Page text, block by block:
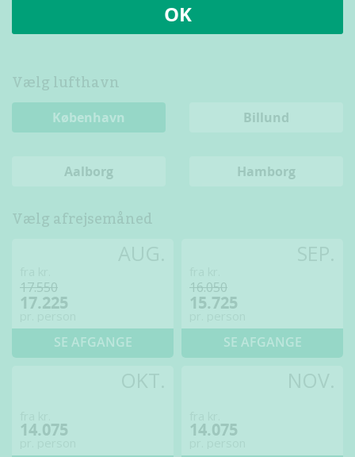
OK
Vælg lufthavn
København Billund
Aalborg Hamborg
Vælg afrejsemåned
17.550
17.225
SE AFGANGE
16.050
15.725
SE AFGANGE
14.075 14.075